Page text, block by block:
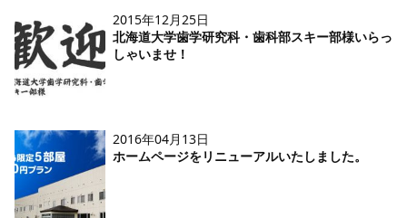
2015年12月25日
北海道大学歯学研究科・歯科部スキー部様いらっ
しゃいませ！
2016年04月13日
ホームページをリニューアルいたしました。